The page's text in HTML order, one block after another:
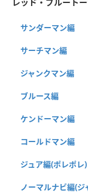
サンダーマン編
サーチマン編
ジャンクマン編
ブルース編
ケンドーマン編
コールドマン編
ジュア編(ポレポレ)
ノーマルナビ編(ジ